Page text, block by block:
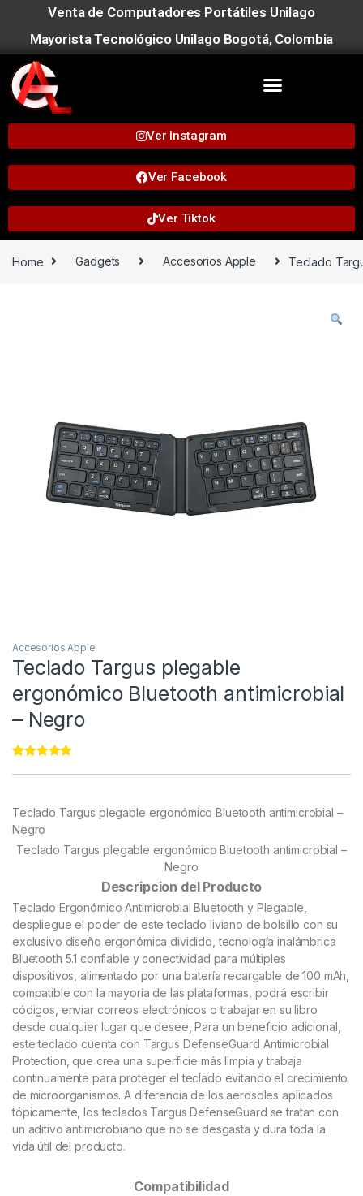
Venta de Computadores Portátiles Unilago
Mayorista Tecnológico Unilago Bogotá, Colombia
Ver Instagram
Ver Facebook
Ver Tiktok
Home Gadgets Accesorios Apple Teclado
Accesorios Apple
Teclado Targus plegable
ergonómico Bluetooth antimicrobial
– Negro
ratings
Teclado Targus plegable ergonómico Bluetooth antimicrobial –
Negro
Teclado Targus plegable ergonómico Bluetooth antimicrobial –
Negro
Descripcion del Producto
Teclado Ergonómico Antimicrobial Bluetooth y Plegable,
despliegue el poder de este teclado liviano de bolsillo con su
exclusivo diseño ergonómica dividido, tecnología inalámbrica
Bluetooth 5.1 confiable y conectividad para múltiples
dispositivos, alimentado por una batería recargable de 100 mAh,
compatible con la mayoría de las plataformas, podrá escribir
códigos, enviar correos electrónicos o trabajar en su libro
desde cualquier lugar que desee, Para un beneficio adicional,
este teclado cuenta con Targus DefenseGuard Antimicrobial
Protection, que crea una superficie más limpia y trabaja
continuamente para proteger el teclado evitando el crecimiento
de microorganismos. A diferencia de los aerosoles aplicados
tópicamente, los teclados Targus DefenseGuard se tratan con
un aditivo antimicrobiano que no se desgasta y dura toda la
vida útil del producto.
Compatibilidad